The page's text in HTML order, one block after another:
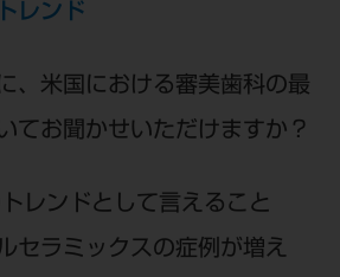
レンド
、米国における審美歯科の最
てお聞かせいただけますか？
レンドとして言えること
セラミックスの症例が増え